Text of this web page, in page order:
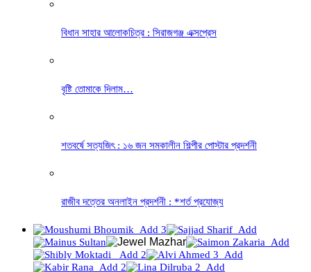
বিধান সাহার আলোকচিত্র : সিরাজগঞ্জ এক্সপ্রেস
বৃষ্টি তোমাকে দিলাম…
শতবর্ষে সত্যজিৎ : ১৬ জন সমকালীন শিল্পীর পোস্টার প্রদর্শনী
রাজীব দত্তের অনলাইন প্রদর্শনী : *শর্ত প্রযোজ্য